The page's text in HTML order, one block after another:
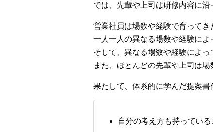
では、先輩や上司は研修内容に
営業社員は場数や経験で育ってき
一人一人の異なる場数や経験によ
そして、異なる場数や経験によ
また、ほとんどの先輩や上司は
果たして、体系的に学んだ提案
自分の考え方も持ってい